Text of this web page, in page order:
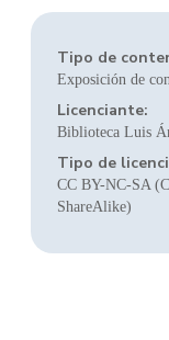
Tipo de
Exposición de
Licenciante:
Biblioteca Luis
Tipo de
CC BY-NC-SA
ShareAlike)